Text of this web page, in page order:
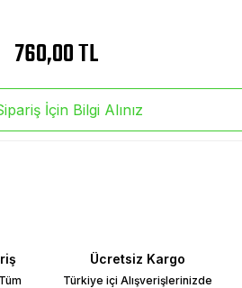
760,00 TL
İçin Bilgi Alınız
Ücretsiz Kargo
Türkiye içi Alışverişlerinizde